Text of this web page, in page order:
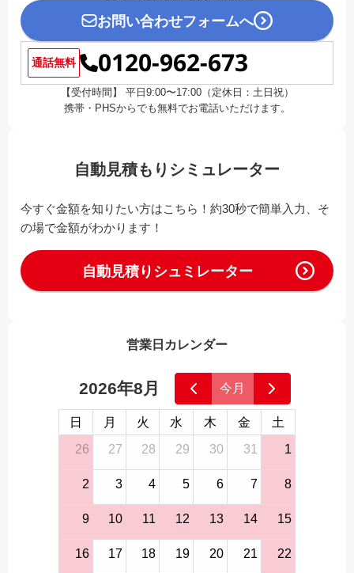
お問い合わせフォームへ
通話無料 0120-962-673
【受付時間】 平日9:00〜17:00（定休日：土日祝）
携帯・PHSからでも無料でお電話いただけます。
自動見積もりシミュレーター
今すぐ金額を知りたい方はこちら！約30秒で簡単入力、そ
の場で金額がわかります！
自動見積りシュミレーター
営業日カレンダー
2026年8月 今月
日 月 火 水 木 金
土
26
27 28 29 30 31 1
2 3 4 5 6 7 8
9 10 11 12 13 14 15
16 17 18 19 20 21 22